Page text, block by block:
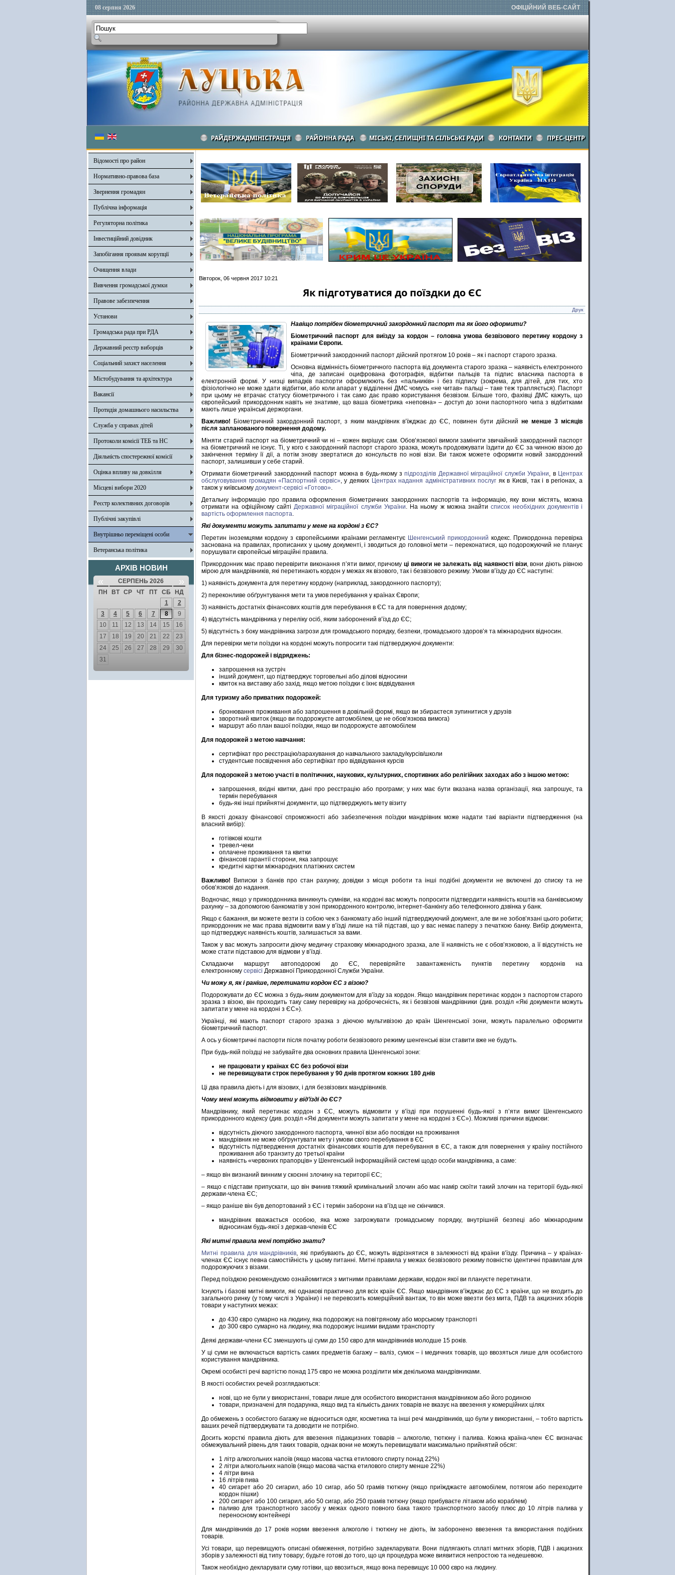
08 серпня 2026 ОФІЦІЙНИЙ ВЕБ-САЙТ
РАЙДЕРЖАДМІНІСТРАЦІЯ РАЙОННА РАДА МІСЬКІ, СЕЛИЩНІ ТА СІЛЬСЬКІ РАДИ КОНТАКТИ ПРЕС-ЦЕНТР
Відомості про район
Нормативно-правова база
Звернення громадян
Публічна інформація
Регуляторна політика
Інвестиційний довідник
Запобігання проявам корупції
Очищення влади
Вивчення громадської думки
Правове забезпечення
Установи
Громадська рада при РДА
Державний реєстр виборців
Соціальний захист населення
Містобудування та архітектура
Вакансії
Протидія домашнього насильства
Служба у справах дітей
Протоколи комісії ТЕБ та НС
Діяльність спостережної комісії
Оцінка впливу на довкілля
Місцеві вибори 2020
Реєстр колективних договорів
Публічні закупівлі
Внутрішньо переміщені особи
Ветеранська політика
АРХІВ НОВИН
« СЕРПЕНЬ 2026 »
ПН ВТ СР ЧТ ПТ СБ
НД
1
2
3
4 5 6 7 8
9
10
11 12 13 14 15
16
17
18 19 20 21 22
23
24
25 26 27 28 29
30
31
Вівторок, 06 червня 2017 10:21
Як підготуватися до поїздки до ЄС
Друк
Навіщо потрібен біометричний закордонний паспорт та як його оформити?
Біометричний паспорт для виїзду за кордон – головна умова безвізового перетину кордону з
країнами Європи.
Біометричний закордонний паспорт дійсний протягом 10 років – як і паспорт старого зразка.
Основна відмінність біометричного паспорта від документа старого зразка – наявність електронного
чіпа, де записані оцифрована фотографія, відбитки пальців та підпис власника паспорта в
електронній формі. У низці випадків паспорти оформлюють без «пальчиків» і без підпису (зокрема, для дітей, для тих, хто
фізіологічно не може здати відбитки, або коли апарат у відділенні ДМС чомусь «не читав» пальці – таке теж трапляється). Паспорт
при цьому не втрачає статусу біометричного і так само дає право користування безвізом. Більше того, фахівці ДМС кажуть, що
європейський прикордонник навіть не знатиме, що ваша біометрика «неповна» – доступ до зони паспортного чипа з відбитками
мають лише українські держоргани.
Важливо!
Біометричний закордонний паспорт, з яким мандрівник в’їжджає до ЄС, повинен бути дійсний не менше 3 місяців
після запланованого повернення додому.
Міняти старий паспорт на біометричний чи ні – кожен вирішує сам. Обов’язкової вимоги замінити звичайний закордонний паспорт
на біометричний не існує. Ті, у кого є закордонний паспорт старого зразка, можуть продовжувати їздити до ЄС за чинною візою до
закінчення терміну її дії, а потім знову звертатися до консульств по нові візи. Ви також можете оформити новий закордонний
паспорт, залишивши у себе старий.
Отримати біометричний закордонний паспорт можна в будь-якому зпідрозділів Державної міграційної служби України, в Центрах
обслуговування громадян «Паспортний сервіс», у деяких Центрах надання адміністративних послуг як в Києві, так і в регіонах, а
також у київському документ-сервісі «Готово».
Детальну інформацію про правила оформлення біометричних закордонних паспортів та інформацію, яку вони містять, можна
отримати на офіційному сайті Державної міграційної служби України. На ньому ж можна знайтисписок необхідних документів і
вартість оформлення паспорта.
Які документи можуть запитати у мене на кордоні з ЄС?
Перетин іноземцями кордону з європейськими країнами регламентує Шенгенський прикордонний кодекс. Прикордонна перевірка
заснована на правилах, прописаних у цьому документі, і зводиться до головної мети – переконатися, що подорожуючий не планує
порушувати європейські міграційні правила.
Прикордонник має право перевірити виконання п’яти вимог, причомуці вимоги не залежать від наявності візи, вони діють рівною
мірою для мандрівників, які перетинають кордон у межах як візового, так і безвізового режиму. Умови в’їзду до ЄС наступні:
1) наявність документа для перетину кордону (наприклад, закордонного паспорту);
2) переконливе обґрунтування мети та умов перебування у країнах Європи;
3) наявність достатніх фінансових коштів для перебування в ЄС та для повернення додому;
4) відсутність мандрівника у переліку осіб, яким заборонений в’їзд до ЄС;
5) відсутність з боку мандрівника загрози для громадського порядку, безпеки, громадського здоров’я та міжнародних відносин.
Для перевірки мети поїздки на кордоні можуть попросити такі підтверджуючі документи:
Для бізнес-подорожей і відряджень:
запрошення на зустріч
інший документ, що підтверджує торговельні або ділові відносини
квиток на виставку або захід, якщо метою поїздки є їхнє відвідування
Для туризму або приватних подорожей:
бронювання проживання або запрошення в довільній формі, якщо ви збираєтеся зупинитися у друзів
зворотний квиток (якщо ви подорожуєте автомобілем, це не обов’язкова вимога)
маршрут або план вашої поїздки, якщо ви подорожуєте автомобілем
Для подорожей з метою навчання:
сертифікат про реєстрацію/зарахування до навчального закладу/курсів/школи
студентське посвідчення або сертифікат про відвідування курсів
Для подорожей з метою участі в політичних, наукових, культурних, спортивних або релігійних заходах або з іншою метою:
запрошення, вхідні квитки, дані про реєстрацію або програми; у них має бути вказана назва організації, яка запрошує, та
термін перебування
будь-які інші прийнятні документи, що підтверджують мету візиту
В якості доказу фінансової спроможності або забезпечення поїздки мандрівник може надати такі варіанти підтвердження (на
власний вибір):
готівкові кошти
тревел-чеки
оплачене проживання та квитки
фінансові гарантії сторони, яка запрошує
кредитні картки міжнародних платіжних систем
Важливо!
Виписки з банків про стан рахунку, довідки з місця роботи та інші подібні документи не включені до списку та не
обов’язкові до надання.
Водночас, якщо у прикордонника виникнуть сумніви, на кордоні вас можуть попросити підтвердити наявність коштів на банківському
рахунку – за допомогою банкоматів у зоні прикордонного контролю, інтернет-банкінгу або телефонного дзвінка у банк.
Якщо є бажання, ви можете везти із собою чек з банкомату або інший підтверджуючий документ, але ви не зобов’язані цього робити;
прикордонник не має права відмовити вам у в’їзді лише на тій підставі, що у вас немає паперу з печаткою банку. Вибір документа,
що підтверджує наявність коштів, залишається за вами.
Також у вас можуть запросити діючу медичну страховку міжнародного зразка, але її наявність не є обов’язковою, а її відсутність не
може стати підставою для відмови у в’їзді.
Складаючи маршрут автоподорожі до ЄС, перевіряйте завантаженість пунктів перетину кордонів на
електронному сервісі Державної Прикордонної Служби України.
Чи можу я, як і раніше, перетинати кордон ЄС з візою?
Подорожувати до ЄС можна з будь-яким документом для в’їзду за кордон. Якщо мандрівник перетинає кордон з паспортом старого
зразка з візою, він проходить таку саму перевірку на доброчесність, як і безвізові мандрівники (див. розділ «Які документи можуть
запитати у мене на кордоні з ЄС»).
Українці, які мають паспорт старого зразка з діючою мультивізою до країн Шенгенської зони, можуть паралельно оформити
біометричний паспорт.
А ось у біометричні паспорти після початку роботи безвізового режиму шенгенські візи ставити вже не будуть.
При будь-якій поїздці не забувайте два основних правила Шенгенської зони:
не працювати у країнах ЄС без робочої візи
не перевищувати строк перебування у 90 днів протягом кожних 180 днів
Ці два правила діють і для візових, і для безвізових мандрівників.
Чому мені можуть відмовити у від’їзді до ЄС?
Мандрівнику, який перетинає кордон з ЄС, можуть відмовити у в’їзді при порушенні будь-якої з п’яти вимог Шенгенського
прикордонного кодексу (див. розділ «Які документи можуть запитати у мене на кордоні з ЄС»). Можливі причини відмови:
відсутність діючого закордонного паспорта, чинної візи або посвідки на проживання
мандрівник не може обґрунтувати мету і умови свого перебування в ЄС
відсутність підтвердження достатніх фінансових коштів для перебування в ЄС, а також для повернення у країну постійного
проживання або транзиту до третьої країни
наявність «червоних прапорців» у Шенгенській інформаційній системі щодо особи мандрівника, а саме:
– якщо він визнаний винним у скоєнні злочину на території ЄС;
– якщо є підстави припускати, що він вчинив тяжкий кримінальний злочин або має намір скоїти такий злочин на території будь-якої
держави-члена ЄС;
– якщо раніше він був депортований з ЄС і термін заборони на в’їзд ще не скінчився.
мандрівник вважається особою, яка може загрожувати громадському порядку, внутрішній безпеці або міжнародним
відносинам будь-якої з держав-членів ЄС
Які митні правила мені потрібно знати?
Митні правила для мандрівників, які прибувають до ЄС, можуть відрізнятися в залежності від країни в’їзду. Причина – у країнах-
членах ЄС існує певна самостійність у цьому питанні. Митні правила у межах безвізового режиму повністю ідентичні правилам для
подорожуючих з візами.
Перед поїздкою рекомендуємо ознайомитися з митними правилами держави, кордон якої ви плануєте перетинати.
Існують і базові митні вимоги, які однакові практично для всіх країн ЄС. Якщо мандрівник в’їжджає до ЄС з країни, що не входить до
загального ринку (у тому числі з України) і не перевозить комерційний вантаж, то він може ввезти без мита, ПДВ та акцизних зборів
товари у наступних межах:
до 430 євро сумарно на людину, яка подорожує на повітряному або морському транспорті
до 300 євро сумарно на людину, яка подорожує іншими видами транспорту
Деякі держави-члени ЄС зменшують ці суми до 150 євро для мандрівників молодше 15 років.
У ці суми не включається вартість самих предметів багажу – валіз, сумок – і медичних товарів, що ввозяться лише для особистого
користування мандрівника.
Окремі особисті речі вартістю понад 175 євро не можна розділити між декількома мандрівниками.
В якості особистих речей розглядаються:
нові, що не були у використанні, товари лише для особистого використання мандрівником або його родиною
товари, призначені для подарунка, якщо вид та кількість даних товарів не вказує на ввезення у комерційних цілях
До обмежень з особистого багажу не відноситься одяг, косметика та інші речі мандрівників, що були у використанні, – тобто вартість
ваших речей підтверджувати та доводити не потрібно.
Досить жорсткі правила діють для ввезення підакцизних товарів – алкоголю, тютюну і палива. Кожна країна-член ЄС визначає
обмежувальний рівень для таких товарів, однак вони не можуть перевищувати максимально прийнятий обсяг:
1 літр алкогольних напоїв (якщо масова частка етилового спирту понад 22%)
2 літри алкогольних напоїв (якщо масова частка етилового спирту менше 22%)
4 літри вина
16 літрів пива
40 сигарет або 20 сигарил, або 10 сигар, або 50 грамів тютюну (якщо приїжджаєте автомобілем, потягом або переходите
кордон пішки)
200 сигарет або 100 сигарил, або 50 сигар, або 250 грамів тютюну (якщо прибуваєте літаком або кораблем)
паливо для транспортного засобу у межах одного повного бака такого транспортного засобу плюс до 10 літрів палива у
переносному контейнері
Для мандрівників до 17 років норми ввезення алкоголю і тютюну не діють, їм заборонено ввезення та використання подібних
товарів.
Усі товари, що перевищують описані обмеження, потрібно задекларувати. Вони підлягають сплаті митних зборів, ПДВ і акцизних
зборів у залежності від типу товару; будьте готові до того, що ця процедура може виявитися непростою та недешевою.
Також необхідно декларувати суму готівки, що ввозиться, якщо вона перевищує 10 000 євро на людину.